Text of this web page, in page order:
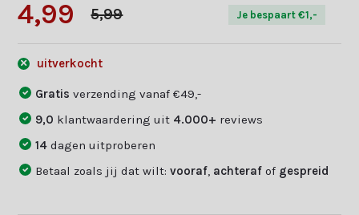
4,99 5,99 Je bespaart €1,-
uitverkocht
Gratisverzending vanaf €49,-
9,0 klantwaardering uit 4.000+ reviews
14dagen uitproberen
Betaal zoals jij dat wilt:vooraf achteraf of gespreid